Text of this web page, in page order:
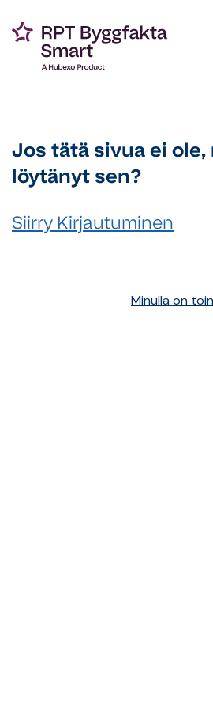
Jos tätä sivua ei
löytänyt sen?
Siirry Kirjautuminen
Minulla on